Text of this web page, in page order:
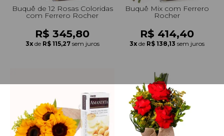
Buquê de 12 Rosas Coloridas
com Ferrero Rocher
R$ 345,80
3x de R$ 115,27 sem juros
Buquê Mix com Ferrero
Rocher
R$ 414,40
3x de R$ 138,13 sem juros